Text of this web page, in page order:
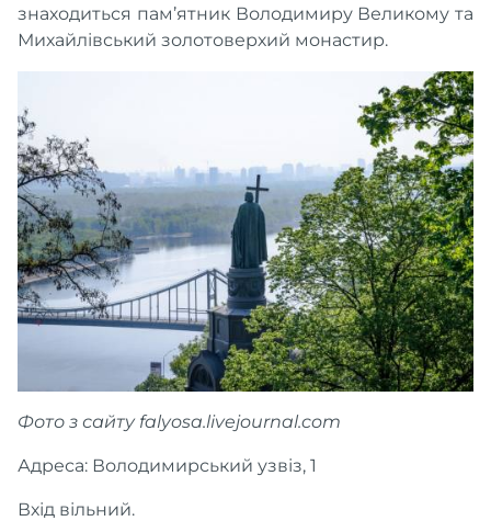
знаходиться пам’ятник Володимиру Великому та
Михайлівський золотоверхий монастир.
Фото з сайту falyosa.livejournal.com
Адреса: Володимирський узвіз, 1
Вхід вільний.